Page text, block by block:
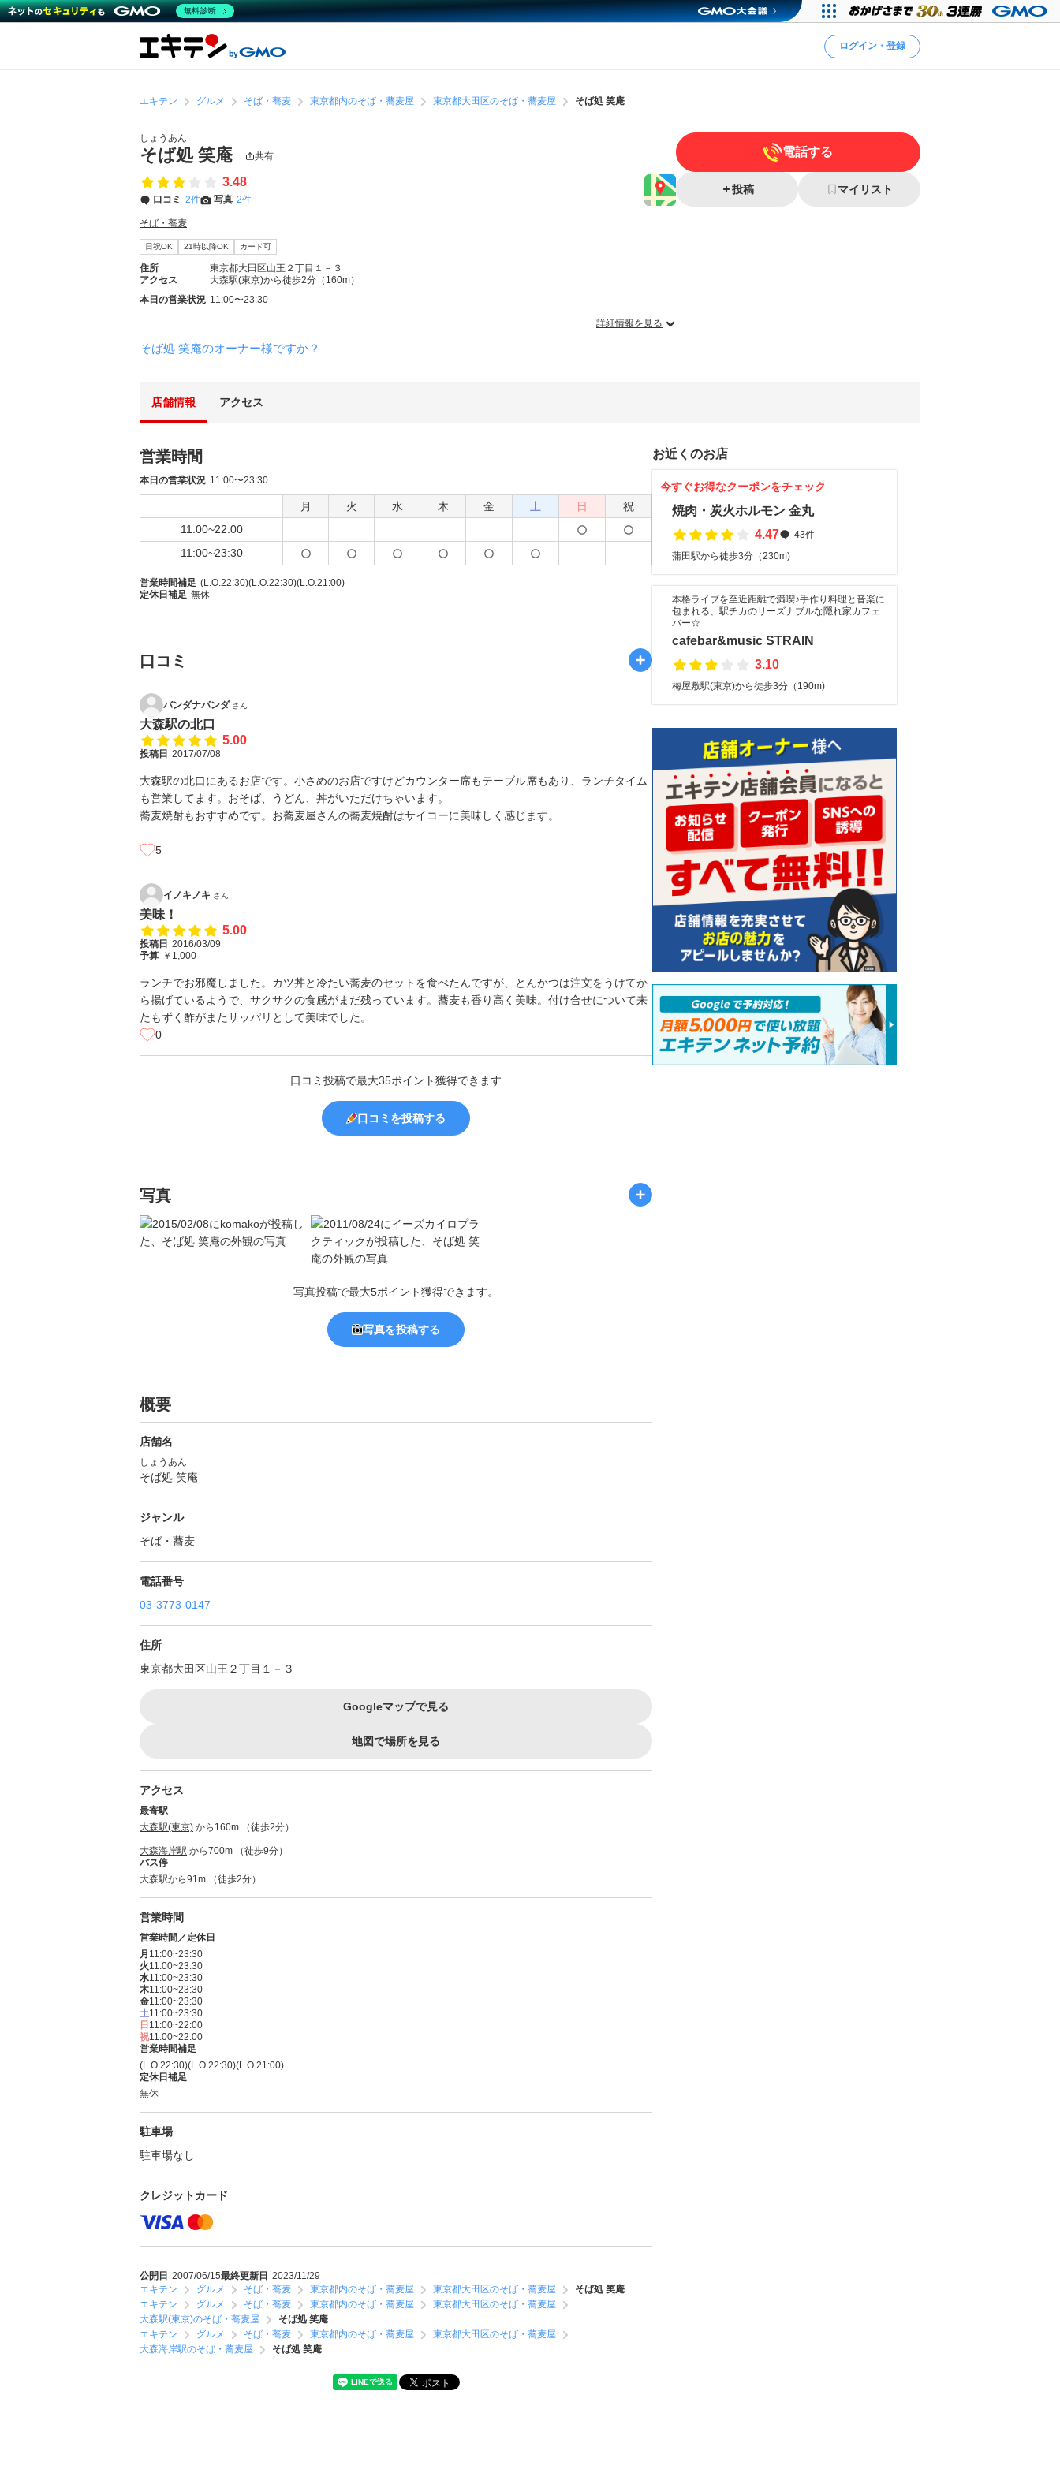
ログイン・登録
エキテン グルメ そば・蕎麦 東京都内のそば・蕎麦屋 東京都大田区のそば・蕎麦屋 そば処 笑庵
しょうあん
そば処 笑庵 共有
3.48
口コミ 2件 写真 2件
そば・蕎麦
日祝OK 21時以降OK カード可
住所
東京都大田区山王２丁目１－３
アクセス
大森駅(東京)から徒歩2分（160m）
本日の営業状況 11:00〜23:30
詳細情報を見る
そば処 笑庵のオーナー様ですか？
電話する
投稿 マイリスト
店舗情報 アクセス
営業時間
本日の営業状況 11:00〜23:30
月 火 水 木 金 土 日
祝
11:00~22:00
11:00~23:30
営業時間補足 (L.O.22:30)(L.O.22:30)(L.O.21:00)
定休日補足 無休
口コミ
バンダナパンダ さん
大森駅の北口
5.00
投稿日 2017/07/08
大森駅の北口にあるお店です。小さめのお店ですけどカウンター席もテーブル席もあり、ランチタイム
も営業してます。おそば、うどん、丼がいただけちゃいます。
蕎麦焼酎もおすすめです。お蕎麦屋さんの蕎麦焼酎はサイコーに美味しく感じます。
5
イノキノキ さん
美味！
5.00
投稿日 2016/03/09
予算 ￥1,000
ランチでお邪魔しました。カツ丼と冷たい蕎麦のセットを食べたんですが、とんかつは注文をうけてか
ら揚げているようで、サクサクの食感がまだ残っています。蕎麦も香り高く美味。付け合せについて来
たもずく酢がまたサッパリとして美味でした。
0
口コミ投稿で最大35ポイント獲得できます
口コミを投稿する
写真
写真投稿で最大5ポイント獲得できます。
写真を投稿する
概要
店舗名
しょうあん
そば処 笑庵
ジャンル
そば・蕎麦
電話番号
03-3773-0147
住所
東京都大田区山王２丁目１－３
Googleマップで見る
地図で場所を見る
アクセス
最寄駅
大森駅(東京) から160m （徒歩2分）
大森海岸駅 から700m （徒歩9分）
バス停
大森駅から91m （徒歩2分）
営業時間
営業時間／定休日
月 11:00~23:30
火11:00~23:30
水11:00~23:30
木11:00~23:30
金11:00~23:30
土11:00~23:30
日 11:00~22:00
祝11:00~22:00
営業時間補足
(L.O.22:30)(L.O.22:30)(L.O.21:00)
定休日補足
無休
駐車場
駐車場なし
クレジットカード
公開日 2007/06/15最終更新日 2023/11/29
エキテン
グルメ そば・蕎麦 東京都内のそば・蕎麦屋 東京都大田区のそば・蕎麦屋
そば処 笑庵
エキテン
グルメ そば・蕎麦 東京都内のそば・蕎麦屋
東京都大田区のそば・蕎麦屋
大森駅(東京)のそば・蕎麦屋
そば処 笑庵
エキテン
グルメ そば・蕎麦 東京都内のそば・蕎麦屋
東京都大田区のそば・蕎麦屋
大森海岸駅のそば・蕎麦屋
そば処 笑庵
お近くのお店
今すぐお得なクーポンをチェック
焼肉・炭火ホルモン 金丸
4.47
43件
蒲田駅から徒歩3分（230m)
本格ライブを至近距離で満喫♪手作り料理と音楽に
包まれる、駅チカのリーズナブルな隠れ家カフェ
バー☆
cafebar&music STRAIN
3.10
梅屋敷駅(東京)から徒歩3分（190m)
無料診断